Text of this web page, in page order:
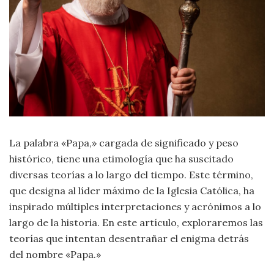
Criminología
Deporte
Economía
Historia
Lenguaje
Leyes
Literatura
La palabra «Papa,» cargada de significado y peso
histórico, tiene una etimología que ha suscitado
diversas teorías a lo largo del tiempo. Este término,
que designa al líder máximo de la Iglesia Católica, ha
inspirado múltiples interpretaciones y acrónimos a lo
largo de la historia. En este artículo, exploraremos las
teorías que intentan desentrañar el enigma detrás
del nombre «Papa.»